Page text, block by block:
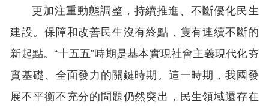
更加注重動態調整，持續推進、不斷優化民生
建設。保障和改善民生沒有終點，隻有連續不斷的
新起點。“十五五”時期是基本實現社會主義現代化夯
實基礎、全面發力的關鍵時期。這一時期，我國發
展不平衡不充分的問題仍然突出，民生領域還存在